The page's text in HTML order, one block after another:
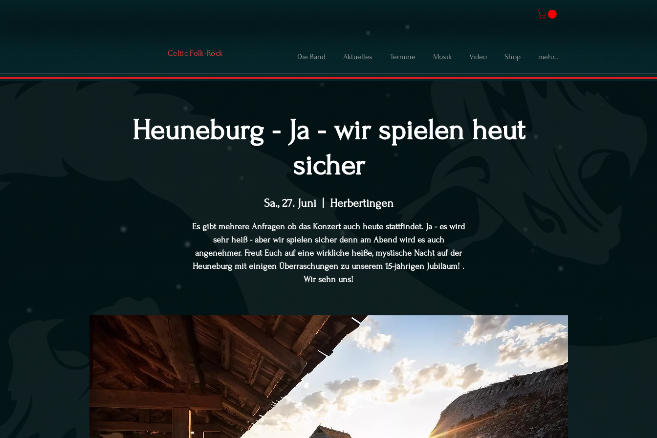
Celtic Folk-Rock Die Band Aktuelles Termine Musik Video Shop mehr...
Heuneburg - Ja - wir spielen heut
sicher
Sa., 27. Juni
  |
Herbertingen
Es gibt mehrere Anfragen ob das Konzert auch heute stattfindet. Ja - es wird
sehr heiß - aber wir spielen sicher denn am Abend wird es auch
angenehmer. Freut Euch auf eine wirkliche heiße, mystische Nacht auf der
Heuneburg mit einigen Überraschungen zu unserem 15-jährigen Jubiläum! .
Wir sehn uns!